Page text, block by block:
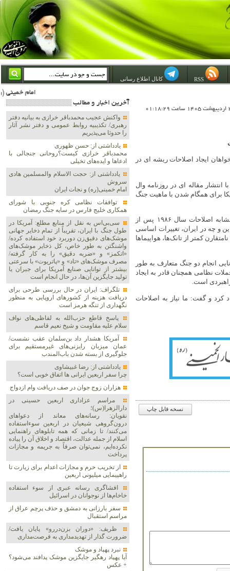
کانال اطلاع رسانی
امام خمینی (ره) والله اسلام تمامش سیاست است؛ ***** امام شهید: به گفتار امام و کردار امام اهتمام بورزید *****
ایجاد اصلاحات ریشه ای در
مقاله ای در روزنامه وال
برای همگام شدن با ماهیت جنگ
در این مقاله آمده است، ارتش آمریکا امروز نیز به یک انقلاب دوم مشابه اصلاحات سال ۱۹۸۶ پس از
و چه در ایران، تغییرات اساسی
کمتر از تانک‌ها، هواپیماها
انجام دو جنگ متعارف به طور
نظامی همچنان قادر به ایجاد
است.
کرد و گفت: ما نیاز به اصلاحات
نسخه قابل چاپ
آخرين اخبار و مطالب
واکنش عجیب محمدباقر خرازی به بیانیه دفتر
رهبری/ تکذیبیه روابط عمومی و دفتر نشر آثار
را حدوثا می‌پذیریم
یادداشتی از: حسن ظهوری
محمدباقر خرازی کیست؟روحانی جنجالی با
ادعاها و ایده‌های تخیلی
یادداشتی از: حجت الاسلام والمسلمین هادی
سروش
امام خمینی(ره) و نجات ایران
توافقات نظامی کره جنوبی با شورای
همکاری خلیج فارس در سایه جنگ رمضان
سی‌بی‌اس به نقل از منابع مطلع: آمریکا در
طول جنگ با ایران، تقریباً از تمام ذخایر جهانی
موشک‌های دقیق‌زن دوربرد خود استفاده کرده/
واشنگتن به طور خاص، کل ذخایر موشک‌های
«اتکمز» و «ضربه دقیق» را به کار گرفته/
مصرف موشک‌های «تاد» و «پاتریوت» با سرعتی
بیشتر از توانایی صنایع آمریکا برای جبران یا
تولید جایگزین آن‌ها، در حال انجام است
تلگراف: ایران در حال بررسی طرحی برای
دریافت هزینه از کشورهای اروپایی به منظور
نگهداری از تنگه هرمز است
پاسخ قاطع حزب‌الله به لفاظی‌های نواف
سلام علیه مقاومت و شیخ نعیم قاسم
آمریکا هشدار داد بن‌سلمان عقب نشست/
عمان میزبان رایزنی‌های غیرمستقیم برای
جلوگیری از بسته شدن باب‌المندب
یادداشتی از: رضا غبیشاوی
چرا سفر اربعین ایرانی ها اتفاق خوبی است؟
هزاران زوج‌ جوان در صف دریافت وام ازدواج
مراسم عزاداری اربعین حسینی در
دارالزهرا(س)؛
نقویان: رسانه‌های معاند از دعواهای
درون‌گروهی شیعیان در اربعین سوءاستفاده
می‌کنند/ تا زمانی که همه تابلوهای راهنمایی
اسلام از جمله عدالت، اقتصاد و اخلاق آن را پیاده
نکرده‌ایم، نمی‌توان صرفاً به جریمه و مجازات
پرداخت
از تخریب حرم و مجازات اعدام برای زیارت تا
راهپیمایی میلیونی اربعین
افشاگری رسانه عبری از سوء استفاده
خاخام‌ها از نوجوانان در اسرائیل
سفر بارزانی به دمشق و حذف پرچم عراق از
مراسم استقبال
ظریف: «دوران بزن‌دررو» پایان یافت/
ضرورت گذار از تهدیدمداری به فرصت‌مداری
نبرد پهپاد و موشک‌
آیا پهپاد رهگیر جایگزین موشک‌ پدافند می‌شود؟
+ عکس